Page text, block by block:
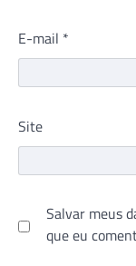
E-mail *
Site
Salvar meus
que eu